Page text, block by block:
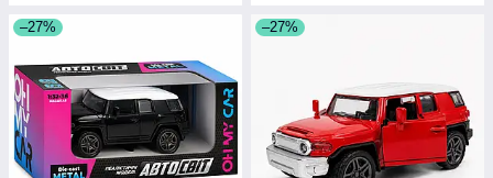
–27% –27%